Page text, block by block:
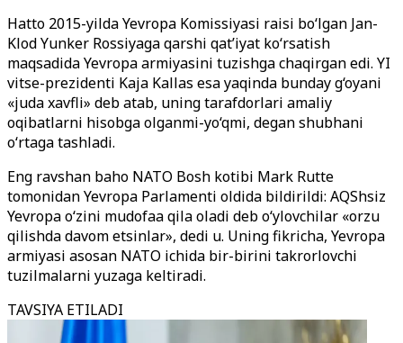
Hatto 2015-yilda Yevropa Komissiyasi raisi bo‘lgan Jan-
Klod Yunker Rossiyaga qarshi qat’iyat ko‘rsatish
maqsadida Yevropa armiyasini tuzishga chaqirgan edi. YI
vitse-prezidenti Kaja Kallas esa yaqinda bunday g‘oyani
«juda xavfli» deb atab, uning tarafdorlari amaliy
oqibatlarni hisobga olganmi-yo‘qmi, degan shubhani
o‘rtaga tashladi.
Eng ravshan baho NATO Bosh kotibi Mark Rutte
tomonidan Yevropa Parlamenti oldida bildirildi: AQShsiz
Yevropa o‘zini mudofaa qila oladi deb o‘ylovchilar «orzu
qilishda davom etsinlar», dedi u. Uning fikricha, Yevropa
armiyasi asosan NATO ichida bir-birini takrorlovchi
tuzilmalarni yuzaga keltiradi.
TAVSIYA ETILADI